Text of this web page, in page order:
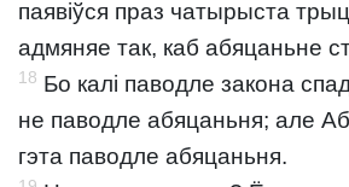
паявіўся праз чатырыста
адмяняе так, каб абяцаньне
18 Бо калі паводле закона
не паводле абяцаньня; але
гэта паводле абяцаньня.